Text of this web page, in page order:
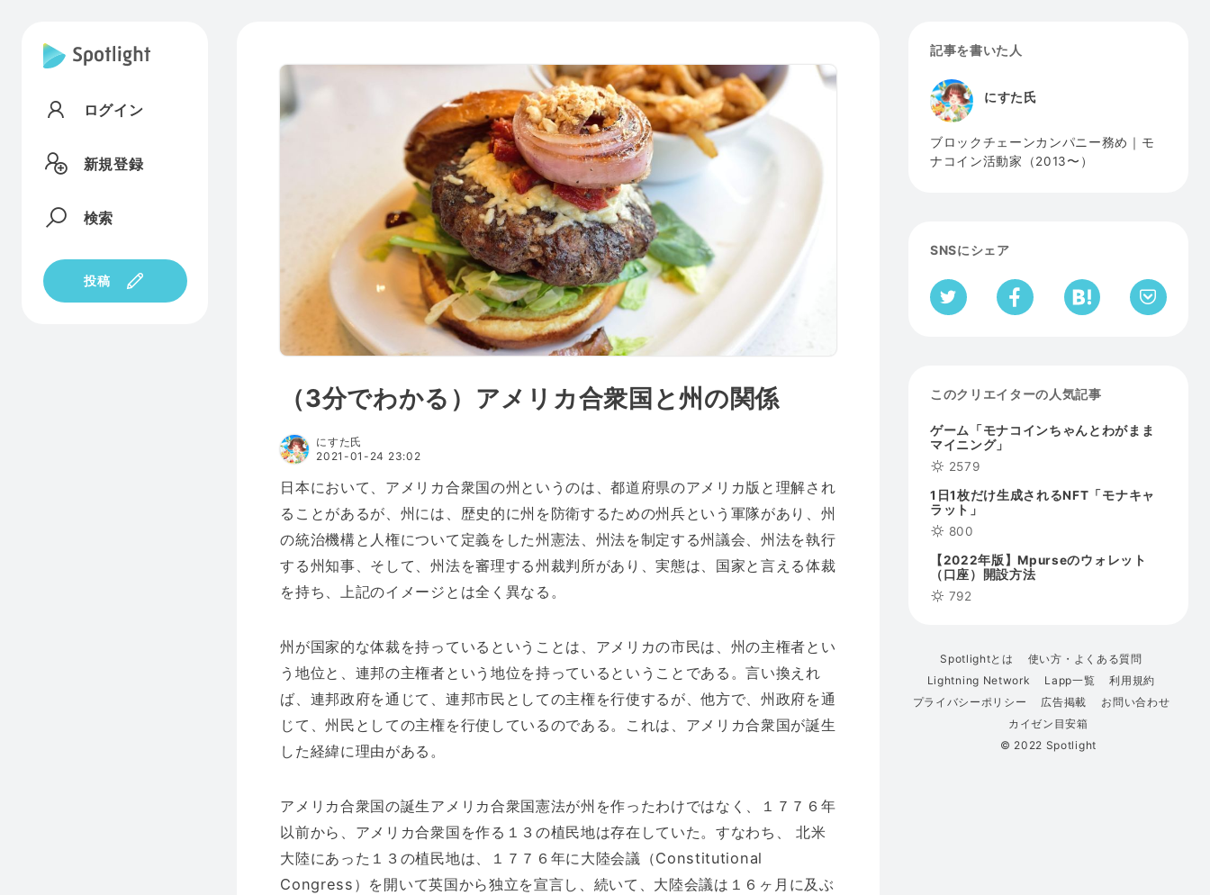
ログイン
新規登録
検索
投稿
（3分でわかる）アメリカ合衆国と州の関係
にすた氏
2021-01-24 23:02
日本において、アメリカ合衆国の州というのは、都道府県のアメリカ版と理解され
ることがあるが、州には、歴史的に州を防衛するための州兵という軍隊があり、州
の統治機構と人権について定義をした州憲法、州法を制定する州議会、州法を執行
する州知事、そして、州法を審理する州裁判所があり、実態は、国家と言える体裁
を持ち、上記のイメージとは全く異なる。
州が国家的な体裁を持っているということは、アメリカの市民は、州の主権者とい
う地位と、連邦の主権者という地位を持っているということである。言い換えれ
ば、連邦政府を通じて、連邦市民としての主権を行使するが、他方で、州政府を通
じて、州民としての主権を行使しているのである。これは、アメリカ合衆国が誕生
した経緯に理由がある。
アメリカ合衆国の誕生アメリカ合衆国憲法が州を作ったわけではなく、１７７６年
以前から、アメリカ合衆国を作る１３の植民地は存在していた。すなわち、 北米
大陸にあった１３の植民地は、１７７６年に大陸会議（Constitutional
Congress）を開いて英国から独立を宣言し、続いて、大陸会議は１６ヶ月に及ぶ
記事を書いた人
にすた氏
ブロックチェーンカンパニー務め｜モ
ナコイン活動家（2013〜）
SNSにシェア
このクリエイターの人気記事
ゲーム「モナコインちゃんとわがまま
マイニング」
2579
1日1枚だけ生成されるNFT「モナキャ
ラット」
800
【2022年版】Mpurseのウォレット
（口座）開設方法
792
Spotlightとは
使い方・よくある質問
Lightning Network
Lapp一覧
利用規約
プライバシーポリシー
広告掲載
お問い合わせ
カイゼン目安箱
© 2022 Spotlight